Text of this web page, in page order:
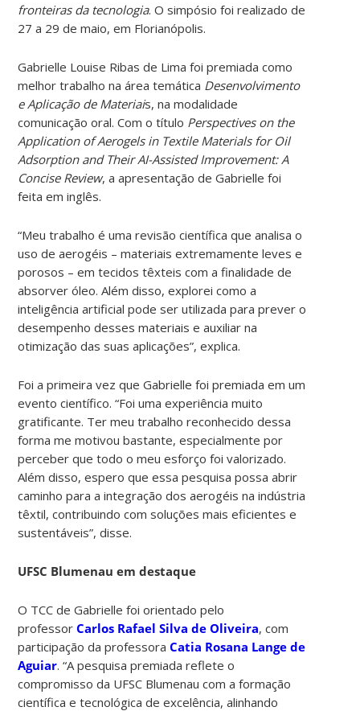
fronteiras da tecnologia. O simpósio foi realizado de
27 a 29 de maio, em Florianópolis.
Gabrielle Louise Ribas de Lima foi premiada como
melhor trabalho na área temática Desenvolvimento
e Aplicação de Materiais, na modalidade
comunicação oral. Com o título Perspectives on the
Application of Aerogels in Textile Materials for Oil
Adsorption and Their AI-Assisted Improvement: A
Concise Review, a apresentação de Gabrielle foi
feita em inglês.
“Meu trabalho é uma revisão científica que analisa o
uso de aerogéis – materiais extremamente leves e
porosos – em tecidos têxteis com a finalidade de
absorver óleo. Além disso, explorei como a
inteligência artificial pode ser utilizada para prever o
desempenho desses materiais e auxiliar na
otimização das suas aplicações”, explica.
Foi a primeira vez que Gabrielle foi premiada em um
evento científico. “Foi uma experiência muito
gratificante. Ter meu trabalho reconhecido dessa
forma me motivou bastante, especialmente por
perceber que todo o meu esforço foi valorizado.
Além disso, espero que essa pesquisa possa abrir
caminho para a integração dos aerogéis na indústria
têxtil, contribuindo com soluções mais eficientes e
sustentáveis”, disse.
UFSC Blumenau em destaque
O TCC de Gabrielle foi orientado pelo
professorCarlos Rafael Silva de Oliveira, com
participação da professoraCatia Rosana Lange de
Aguiar. “A pesquisa premiada reflete o
compromisso da UFSC Blumenau com a formação
científica e tecnológica de excelência, alinhando